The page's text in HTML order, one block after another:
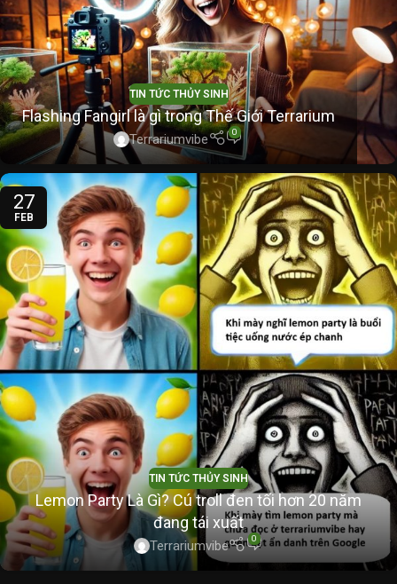
TIN TỨC THỦY SINH
Flashing Fangirl là gì trong Thế Giới Terrarium
Terrariumvibe 0
27
FEB
TIN TỨC THỦY SINH
Lemon Party Là Gì? Cú troll đen tối hơn 20 năm
đang tái xuất
Terrariumvibe 0